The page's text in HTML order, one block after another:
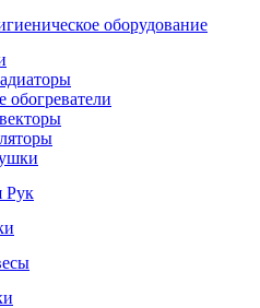
оборудование
обогреватели
Рук